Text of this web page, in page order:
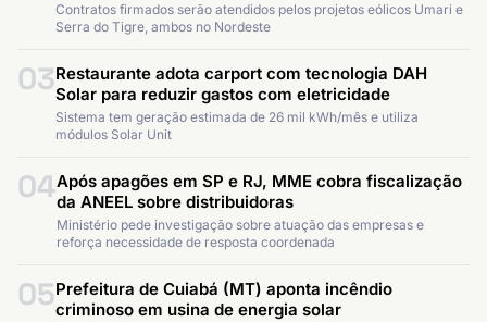
Contratos firmados serão atendidos pelos projetos eólicos Umari e
Serra do Tigre, ambos no Nordeste
03Restaurante adota carport com tecnologia DAH
Solar para reduzir gastos com eletricidade
Sistema tem geração estimada de 26 mil kWh/mês e utiliza
módulos Solar Unit
04Após apagões em SP e RJ, MME cobra fiscalização
da ANEEL sobre distribuidoras
Ministério pede investigação sobre atuação das empresas e
reforça necessidade de resposta coordenada
05Prefeitura de Cuiabá (MT) aponta incêndio
criminoso em usina de energia solar